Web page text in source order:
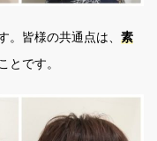
皆様の共通点は、 素
とです。